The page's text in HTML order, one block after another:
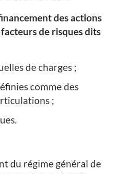
des actions
de risques dits
de charges ;
comme des
;
du régime général de